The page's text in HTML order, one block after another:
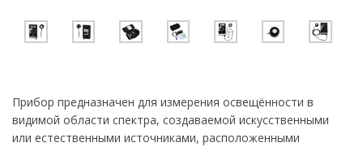
Прибор предназначен для измерения освещённости в
видимой области спектра, создаваемой искусственными
или естественными источниками, расположенными